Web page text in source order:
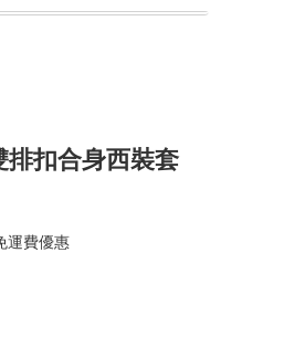
排扣合身西裝套
運費優惠